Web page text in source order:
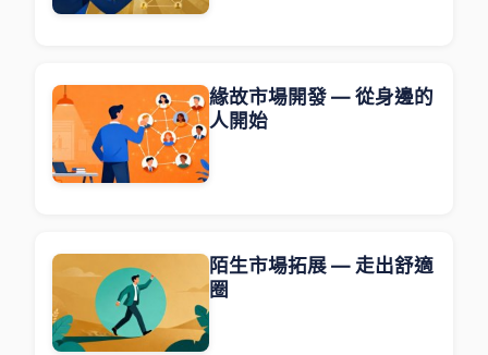
緣故市場開發 — 從身邊的
人開始
陌生市場拓展 — 走出舒適
圈